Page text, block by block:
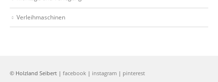
Verleihmaschinen
© Holzland Seibert | facebook | instagram | pinterest